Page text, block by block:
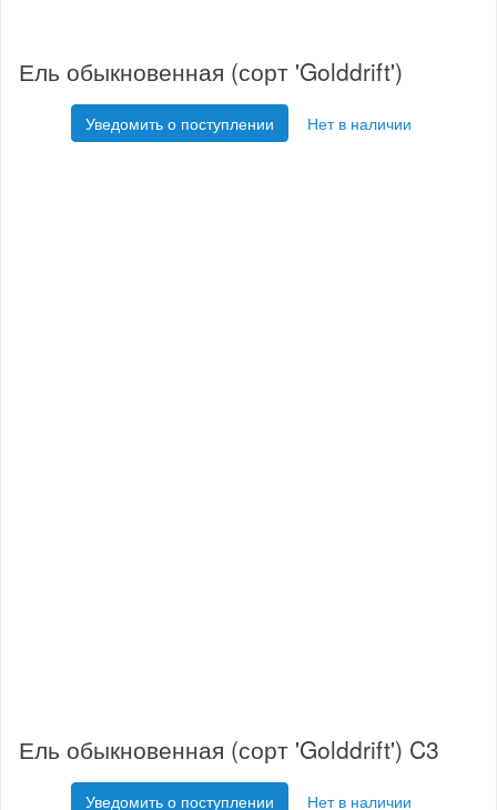
Ель обыкновенная (сорт 'Golddrift')
Уведомить о поступлении Нет в наличии
Ель обыкновенная (сорт 'Golddrift') C3
Уведомить о поступлении Нет в наличии